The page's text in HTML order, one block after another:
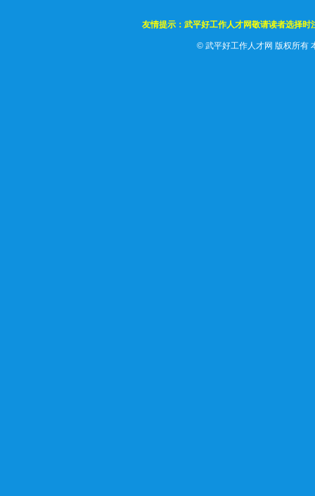
友情提示：武平好工作人才网敬请读者选择
© 武平好工作人才网 版权所有